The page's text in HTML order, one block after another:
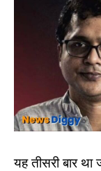
यह तीसरी बार